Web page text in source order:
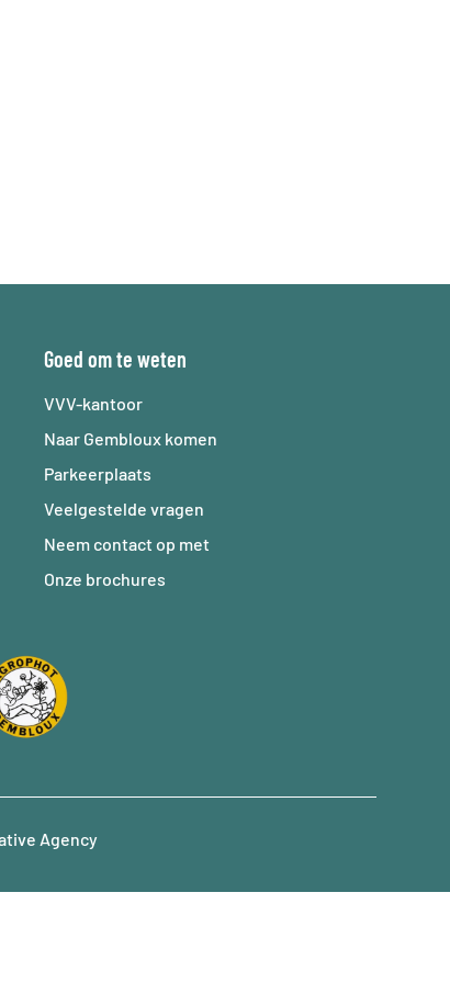
Goed om te weten
VVV-kantoor
Naar Gembloux komen
Parkeerplaats
Veelgestelde vragen
Neem contact op met
Onze brochures
Agency